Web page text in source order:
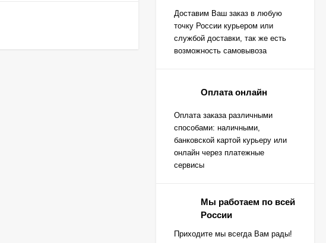
Доставим Ваш заказ в любую
точку России курьером или
службой доставки, так же есть
возможность самовывоза
Оплата онлайн
Оплата заказа различными
способами: наличными,
банковской картой курьеру или
онлайн через платежные
сервисы
Мы работаем по всей
России
Приходите мы всегда Вам рады!